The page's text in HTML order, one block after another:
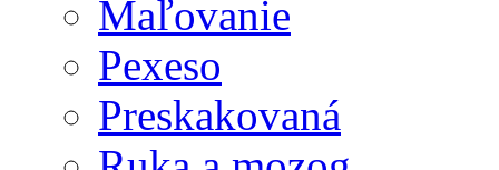
Maľovanie
Pexeso
Preskakovaná